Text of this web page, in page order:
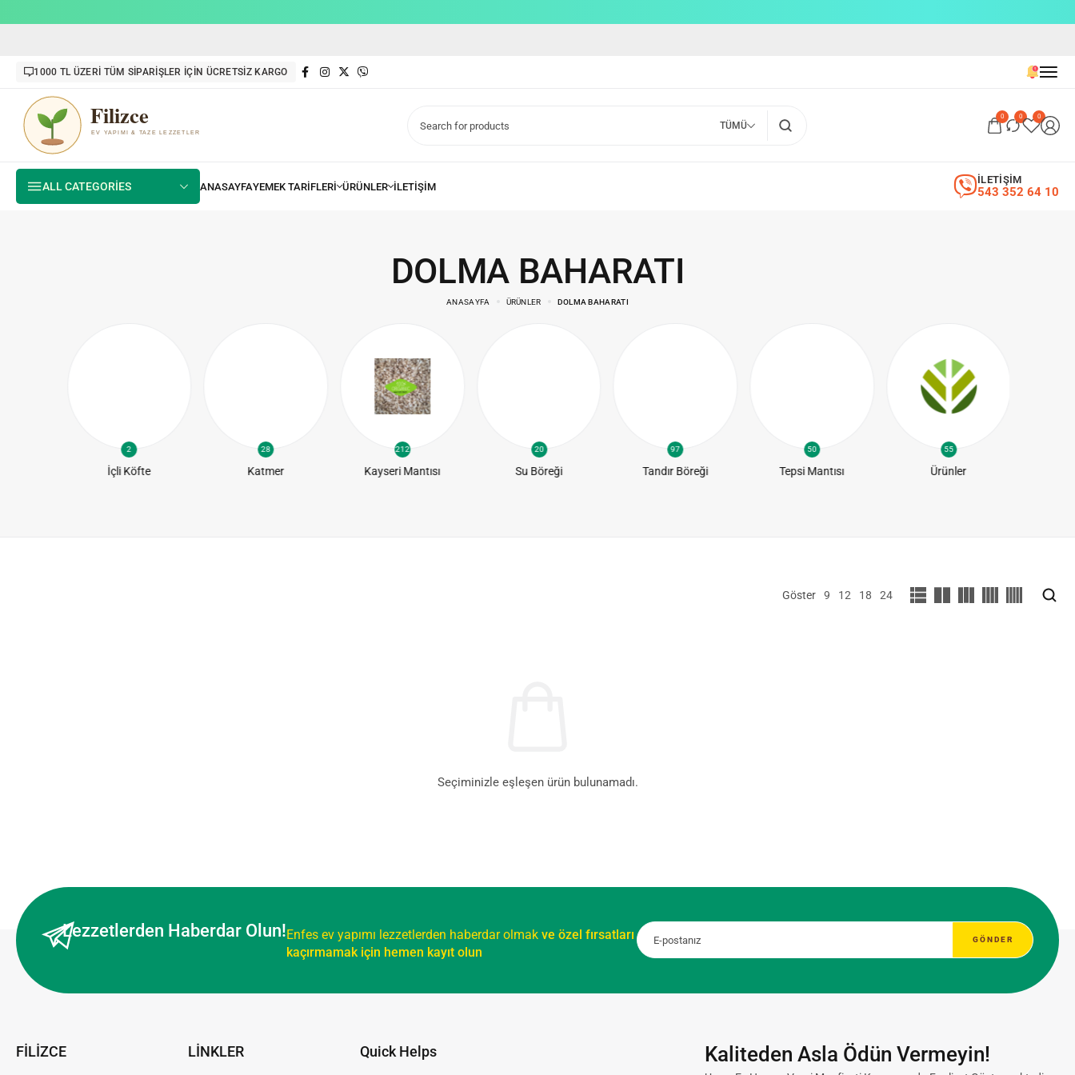
1000 TL ÜZERİ TÜM SİPARİŞLER İÇİN ÜCRETSİZ KARGO
TÜMÜ
0 0 0
ALL CATEGORIES 543 352 64 10
İLETİŞİM
DOLMA BAHARATI
ANASAYFA ÜRÜNLER DOLMA BAHARATI
2
İçli Köfte
28
Katmer
212
Kayseri Mantısı
20
Su Böreği
97
Tandır Böreği
50
Tepsi Mantısı
55
Ürünler
Göster 9 12 18 24
Seçiminizle eşleşen ürün bulunamadı.
Lezzetlerden Haberdar Olun!Enfes ev yapımı lezzetlerden haberdar olmakve özel fırsatları
kaçırmamak için hemen kayıt olun
FİLİZCE LİNKLER Quick Helps Kaliteden Asla Ödün Vermeyin!